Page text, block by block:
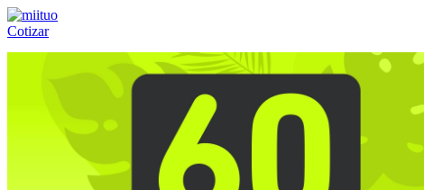
Cotizar
(55) 84-21-05-00ó800-953-00-59